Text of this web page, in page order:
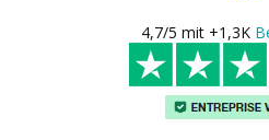
4,7/5 mit +1,3K